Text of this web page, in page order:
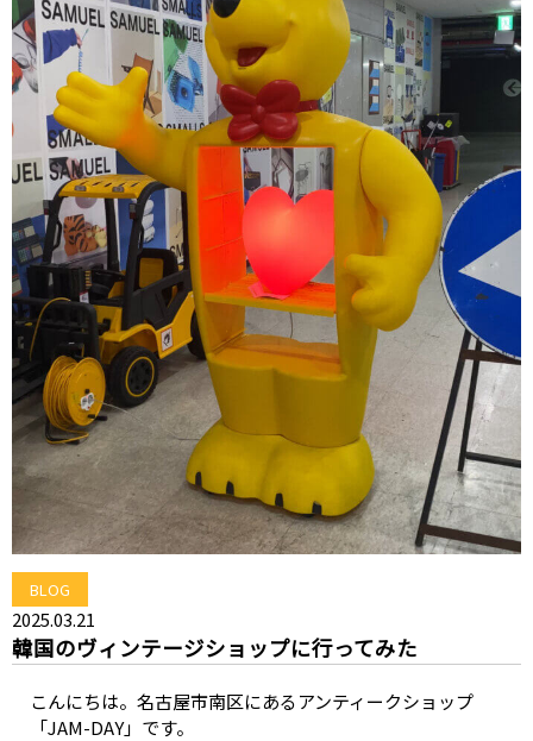
BLOG
2025.03.21
韓国のヴィンテージショップに行ってみた
こんにちは。名古屋市南区にあるアンティークショップ
「JAM-DAY」です。